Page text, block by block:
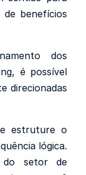
benefícios
dos
é possível
direcionadas
e estruture o
lógica.
do setor de